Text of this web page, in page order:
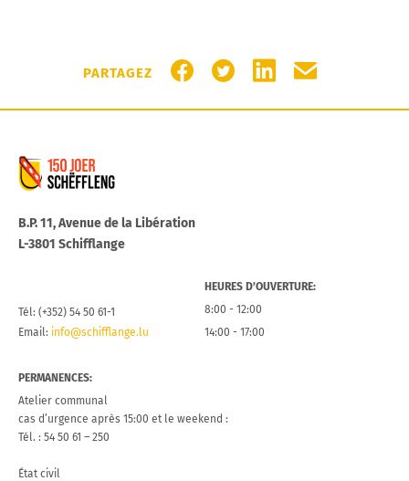
PARTAGEZ
PARTAGER SUR FACEBOOK
PARTAGER SUR TWITTER
PARTAGER SUR
PARTAGER
B.P. 11, Avenue de la Libération
L-3801 Schifflange
Tél: (+352) 54 50 61-1
Email: info@schifflange.lu
HEURES D’OUVERTURE:
8:00 - 12:00
14:00 - 17:00
PERMANENCES:
Atelier communal
cas d’urgence après 15:00 et le weekend :
Tél. : 54 50 61 – 250
État civil